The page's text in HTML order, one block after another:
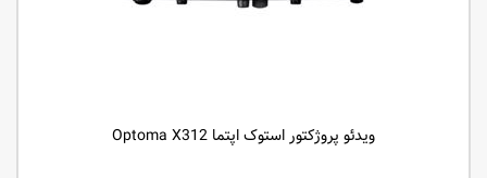
ویدئو پروژکتور استوک اپتما Optoma X312